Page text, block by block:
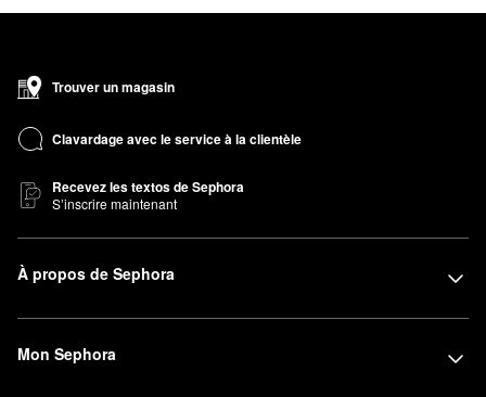
Trouver un magasin
Clavardage avec le service à la clientèle
Recevez les textos de Sephora
S’inscrire maintenant
À propos de Sephora
Mon Sephora